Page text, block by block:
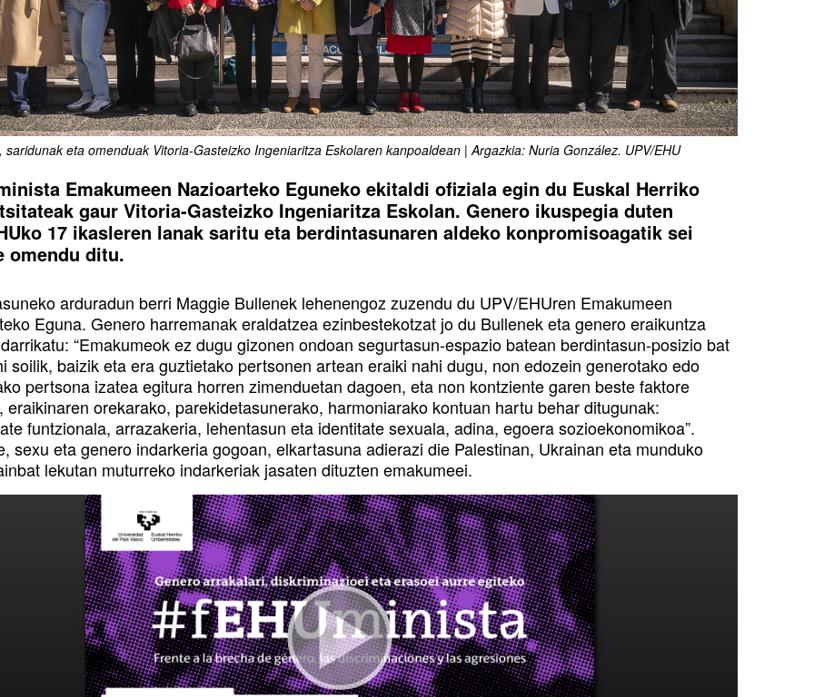
saridunak eta omenduak Vitoria-Gasteizko Ingeniaritza Eskolaren kanpoaldean | Argazkia: Nuria González. UPV/EHU
Emakumeen Nazioarteko Eguneko ekitaldi ofiziala egin du Euskal Herriko
gaur Vitoria-Gasteizko Ingeniaritza Eskolan. Genero ikuspegia duten
17 ikasleren lanak saritu eta berdintasunaren aldeko konpromisoagatik sei
omendu ditu.
arduradun berri Maggie Bullenek lehenengoz zuzendu du UPV/EHUren Emakumeen
Eguna. Genero harremanak eraldatzea ezinbestekotzat jo du Bullenek eta genero eraikuntza
“Emakumeok ez dugu gizonen ondoan segurtasun-espazio batean berdintasun-posizio bat
soilik, baizik eta era guztietako pertsonen artean eraiki nahi dugu, non edozein generotako edo
pertsona izatea egitura horren zimenduetan dagoen, eta non kontziente garen beste faktore
eraikinaren orekarako, parekidetasunerako, harmoniarako kontuan hartu behar ditugunak:
funtzionala, arrazakeria, lehentasun eta identitate sexuala, adina, egoera sozioekonomikoa”.
sexu eta genero indarkeria gogoan, elkartasuna adierazi die Palestinan, Ukrainan eta munduko
lekutan muturreko indarkeriak jasaten dituzten emakumeei.